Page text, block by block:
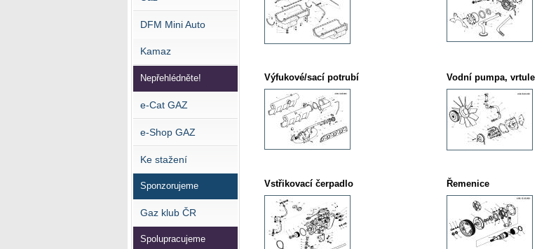
DFM Mini Auto
Kamaz
Nepřehlédněte!
e-Cat GAZ
e-Shop GAZ
Ke stažení
Sponzorujeme
Gaz klub ČR
Spolupracujeme
Výfukové/sací potrubí Vodní pumpa, vrtule
Vstřikovací čerpadlo Řemenice